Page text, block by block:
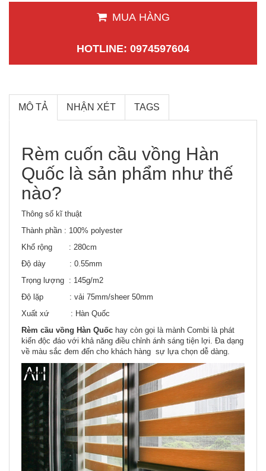
MUA HÀNG
HOTLINE: 0974597604
MÔ TẢ NHẬN XÉT TAGS
Rèm cuốn cầu vồng Hàn
Quốc là sản phẩm như thế
nào?
Thông số kĩ thuật
Thành phần : 100% polyester
Khổ rộng : 280cm
Độ dày : 0.55mm
Trọng lượng : 145g/m2
Độ lặp : vải 75mm/sheer 50mm
Xuất xứ : Hàn Quốc
Rèm cầu vồng Hàn Quốc hay còn gọi là mành Combi là phát
kiến độc đáo với khả năng điều chỉnh ánh sáng tiện lợi. Đa dạng
về màu sắc đem đến cho khách hàng sự lựa chọn dễ dàng.